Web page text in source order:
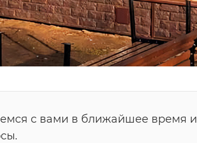
с вами в ближайшее время и